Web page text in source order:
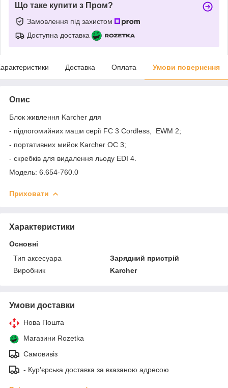
Що таке купити з Пром?
Замовлення під захистом
Доступна доставка
Доставка Оплата Умови повернення
Опис
Блок живлення Karcher для
- підлогомийних маши серії FC 3 Cordless, EWM 2;
- портативних мийок Karcher OC 3;
- скребків для видалення льоду EDI 4.
Модель: 6.654-760.0
Приховати
Характеристики
Основні
Тип аксесуара
Зарядний пристрій
Виробник
Karcher
Умови доставки
Нова Пошта
Магазини Rozetka
Самовивіз
- Кур'єрська доставка за вказаною адресою